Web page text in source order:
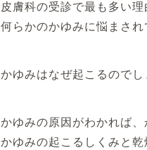
皮膚科の受診で最も多い
何らかのかゆみに悩まされ
かゆみはなぜ起こるのでし
かゆみの原因がわかれば
かゆみの起こるしくみと乾